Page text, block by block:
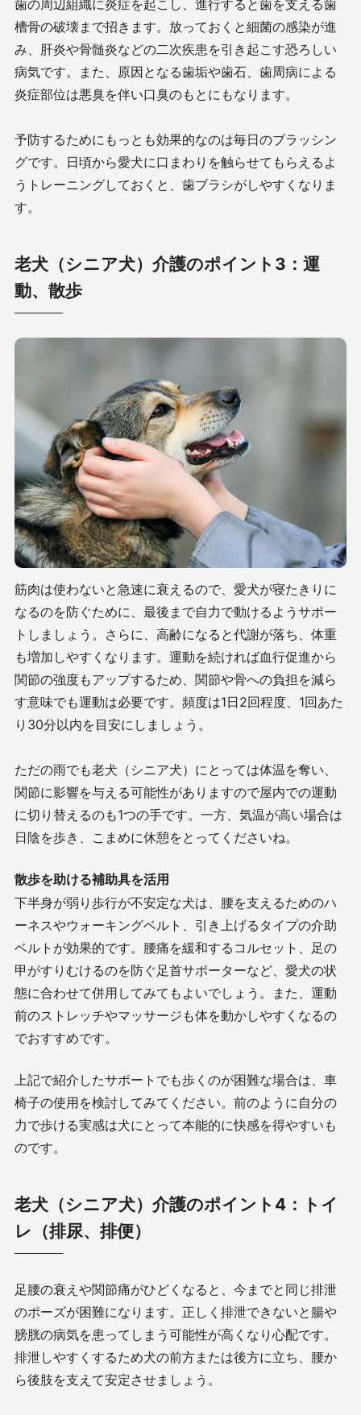
歯の周辺組織に炎症を起こし、進行すると歯を支える歯
槽骨の破壊まで招きます。放っておくと細菌の感染が進
み、肝炎や骨髄炎などの二次疾患を引き起こす恐ろしい
病気です。また、原因となる歯垢や歯石、歯周病による
炎症部位は悪臭を伴い口臭のもとにもなります。
予防するためにもっとも効果的なのは毎日のブラッシン
グです。日頃から愛犬に口まわりを触らせてもらえるよ
うトレーニングしておくと、歯ブラシがしやすくなりま
す。
老犬（シニア犬）介護のポイント3：運
動、散歩
筋肉は使わないと急速に衰えるので、愛犬が寝たきりに
なるのを防ぐために、最後まで自力で動けるようサポー
トしましょう。さらに、高齢になると代謝が落ち、体重
も増加しやすくなります。運動を続ければ血行促進から
関節の強度もアップするため、関節や骨への負担を減ら
す意味でも運動は必要です。頻度は1日2回程度、 1回あた
り 30分以内を目安にしましょう。
ただの雨でも老犬（シニア犬）にとっては体温を奪い、
関節に影響を与える可能性がありますので屋内での運動
に切り替えるのも1つの手です。一方、気温が高い場合は
日陰を歩き、こまめに休憩をとってくださいね。
散歩を助ける補助具を活用
下半身が弱り歩行が不安定な犬は、腰を支えるためのハ
ーネスやウォーキングベルト、引き上げるタイプの介助
ベルトが効果的です。腰痛を緩和するコルセット、足の
甲がすりむけるのを防ぐ足首サポーターなど、愛犬の状
態に合わせて併用してみてもよいでしょう。また、運動
前のストレッチやマッサージも体を動かしやすくなるの
でおすすめです。
上記で紹介したサポートでも歩くのが困難な場合は、車
椅子の使用を検討してみてください。前のように自分の
力で歩ける実感は犬にとって本能的に快感を得やすいも
のです。
老犬（シニア犬）介護のポイント4：トイ
レ（排尿、排便）
足腰の衰えや関節痛がひどくなると、今までと同じ排泄
のポーズが困難になります。正しく排泄できないと腸や
膀胱の病気を患ってしまう可能性が高くなり心配です。
排泄しやすくするため犬の前方または後方に立ち、腰か
ら後肢を支えて安定させましょう。